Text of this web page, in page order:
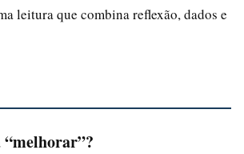
leitura que combina reflexão, dados e